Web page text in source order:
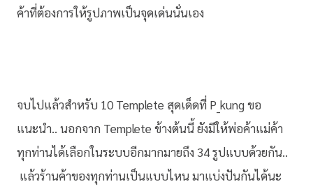
ค้าที่ต้องการให้รูปภาพเป็นจุดเด่นนั่นเอง
จบไปแล้วสำหรับ 10 Templete สุดเด็ดที่ P_kung ขอ
แนะนำ.. นอกจาก Templete ข้างต้นนี้ ยังมีให้พ่อค้าแม่ค้า
ทุกท่านได้เลือกในระบบอีกมากมายถึง 34 รูปแบบด้วยกัน..
แล้วร้านค้าของทุกท่านเป็นแบบไหน มาแบ่งปันกันได้นะ